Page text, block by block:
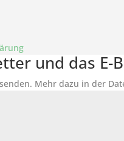
und das E-
Mehr dazu in der